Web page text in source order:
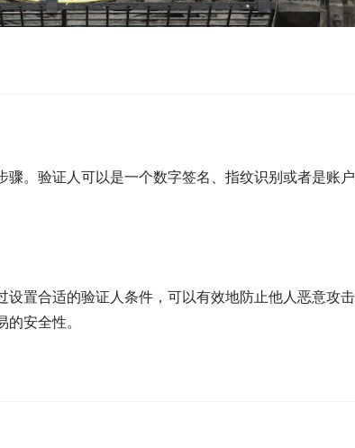
。验证人可以是一个数字签名、指纹识别或者是账
置合适的验证人条件，可以有效地防止他人恶意攻
安全性。